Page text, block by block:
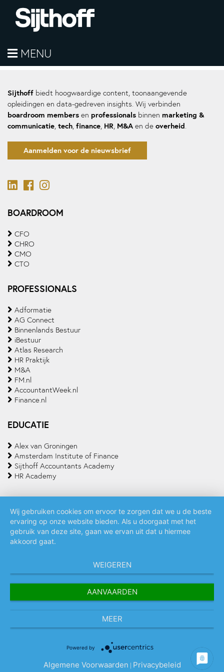
MENU
helaas geen berichten
Hier komt de sidebar
Sijthoff biedt hoogwaardige content, toonaangevende
opleidingen en data-gedreven insights. Wij verbinden
boardroom members en professionals binnen marketing &
communicatie, tech, finance, HR, M&A en de overheid.
Aanmelden voor de nieuwsbrief
BOARDROOM
CFO
CHRO
CMO
CTO
PROFESSIONALS
Adformatie
AG Connect
Binnenlands Bestuur
iBestuur
Atlas Research
HR Praktijk
M&A
FM.nl
AccountantWeek.nl
Finance.nl
EDUCATIE
Alex van Groningen
Amsterdam Institute of Finance
Sijthoff Accountants Academy
HR Academy
Algemene voorwaarden Privacy policy Cookie statement
Wij gebruiken cookies om ervoor te zorgen dat we u de beste
ervaring op onze website bieden. Als u doorgaat met het
gebruik van deze site, gaan we ervan uit dat u hiermee
akkoord gaat.
WEIGEREN
AANVAARDEN
MEER
Powered by
Algemene Voorwaarden Privacybeleid